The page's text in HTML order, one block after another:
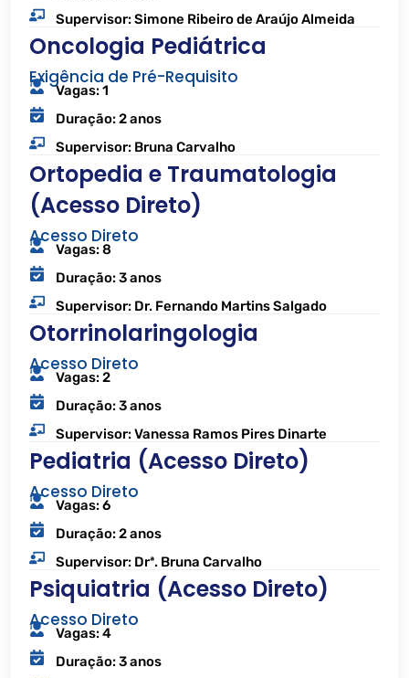
Supervisor: Simone Ribeiro de Araújo Almeida
Oncologia Pediátrica
Exigência de Pré-Requisito
Vagas: 1
Duração: 2 anos
Supervisor: Bruna Carvalho
Ortopedia e Traumatologia
(Acesso Direto)
Acesso Direto
Vagas: 8
Duração: 3 anos
Supervisor: Dr. Fernando Martins Salgado
Otorrinolaringologia
Acesso Direto
Vagas: 2
Duração: 3 anos
Supervisor: Vanessa Ramos Pires Dinarte
Pediatria (Acesso Direto)
Acesso Direto
Vagas: 6
Duração: 2 anos
Supervisor: Drª. Bruna Carvalho
Psiquiatria (Acesso Direto)
Acesso Direto
Vagas: 4
Duração: 3 anos